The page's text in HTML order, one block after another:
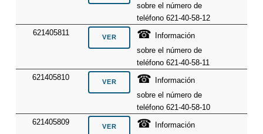
sobre el número de
teléfono 621-40-58-12
621405811
☎
Información
sobre el número de
teléfono 621-40-58-11
621405810
☎
Información
sobre el número de
teléfono 621-40-58-10
621405809
☎
Información